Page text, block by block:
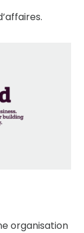
organisation